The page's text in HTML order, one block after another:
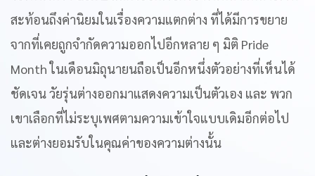
สะท้อนถึงค่านิยมในเรื่องความแตกต่าง ที่ได้มีการขยาย
จากที่เคยถูกจำกัดความออกไปอีกหลาย ๆ มิติ Pride
Month ในเดือนมิถุนายนถือเป็นอีกหนึ่งตัวอย่างที่เห็นได้
ชัดเจน วัยรุ่นต่างออกมาแสดงความเป็นตัวเอง และ พวก
เขาเลือกที่ไม่ระบุเพศตามความเข้าใจแบบเดิมอีกต่อไป
และต่างยอมรับในคุณค่าของความต่างนั้น